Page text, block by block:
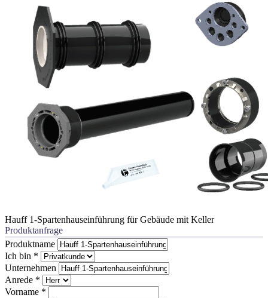
Hauff 1-Spartenhauseinführung für Gebäude mit Keller
Produktanfrage
Produktname
Ich bin *
Unternehmen
Anrede *
Vorname *